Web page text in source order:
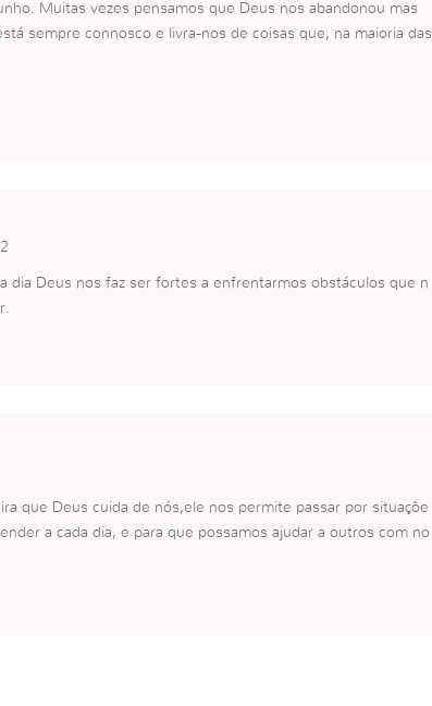
Muitas vezes pensamos que Deus nos abandonou mas
sempre connosco e livra-nos de coisas que, na maioria das
dia Deus nos faz ser fortes a enfrentarmos obstáculos que n
que Deus cuida de nós,ele nos permite passar por situaçõe
a cada dia, e para que possamos ajudar a outros com no